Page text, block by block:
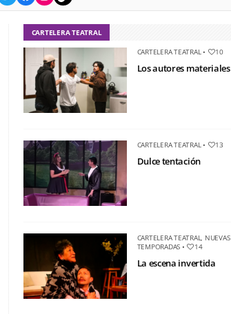
CARTELERA TEATRAL
CARTELERA TEATRAL• 10
Los autores materiales
CARTELERA TEATRAL• 13
Dulce tentación
CARTELERA TEATRAL, NUEVAS
TEMPORADAS • 14
La escena invertida